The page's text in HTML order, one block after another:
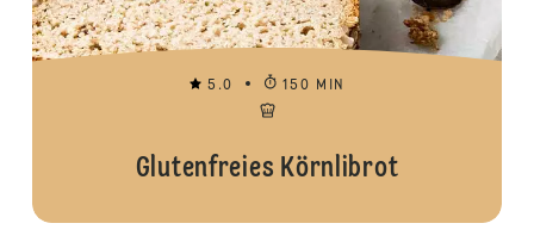
5.0 150 MIN
Glutenfreies Körnlibrot